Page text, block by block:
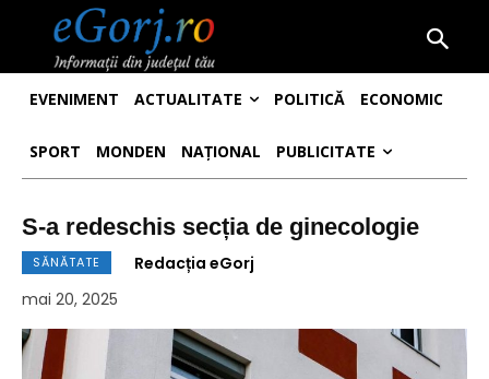
EVENIMENT ACTUALITATE POLITICĂ ECONOMIC
SPORT MONDEN NAȚIONAL PUBLICITATE
S-a redeschis secția de ginecologie
SĂNĂTATE
Redacția eGorj
mai 20, 2025